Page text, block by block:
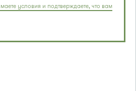
условия и подтверждаете, что вам